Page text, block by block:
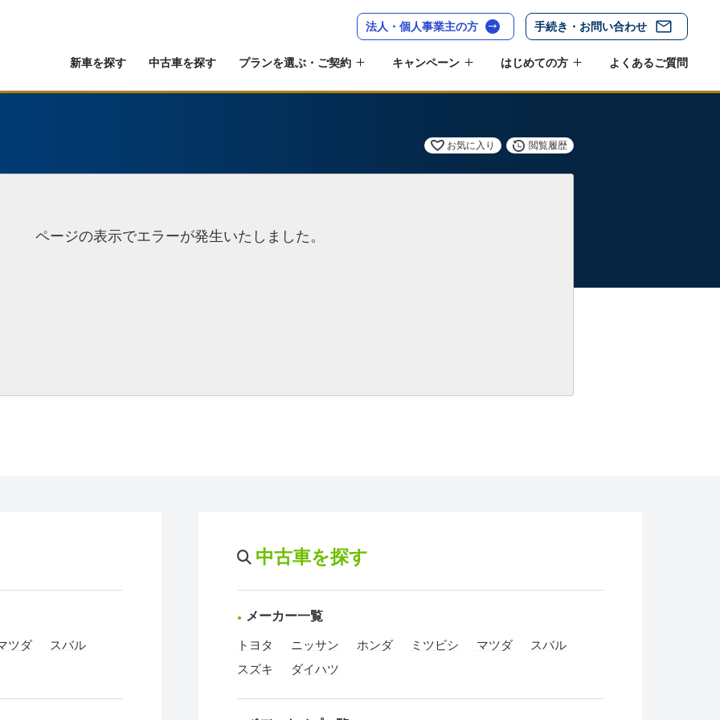
法人・個人事業主の方 手続き・お問い合わせ
新車を探す 中古車を探す プランを選ぶ・ご契約 キャンペーン はじめての方 よくあるご質問
お気に入り 閲覧履歴
ページの表示でエラーが発生いたしました。
ツダ スバル
中古車を探す
メーカー一覧
トヨタ ニッサン ホンダ ミツビシ マツダ
スバル
スズキ
ダイハツ